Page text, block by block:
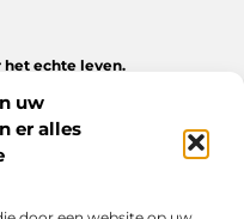
uw
er alles
het echte leven.